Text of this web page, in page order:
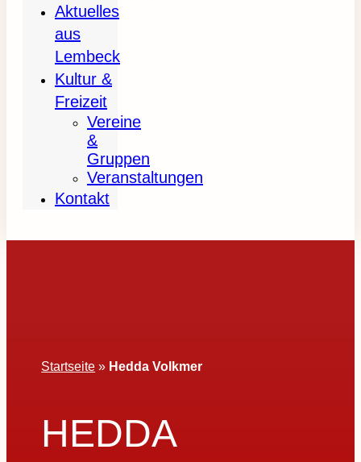
Aktuelles
aus
Lembeck
Kultur &
Freizeit
Vereine
&
Gruppen
Veranstaltungen
Kontakt
Startseite » Hedda Volkmer
HEDDA